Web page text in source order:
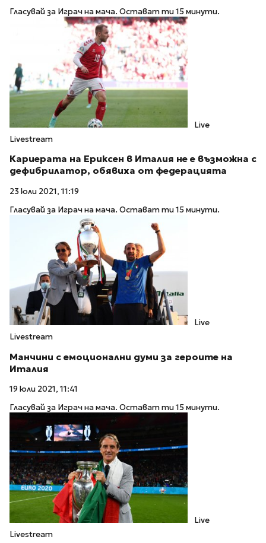
Гласувай за Играч на мача. Остават ти 15 минути.
Live
Livestream
Кариерата на Ериксен в Италия не е възможна с
дефибрилатор, обявиха от федерацията
23 юли 2021, 11:19
Гласувай за Играч на мача. Остават ти 15 минути.
Live
Livestream
Манчини с емоционални думи за героите на
Италия
19 юли 2021, 11:41
Гласувай за Играч на мача. Остават ти 15 минути.
Live
Livestream